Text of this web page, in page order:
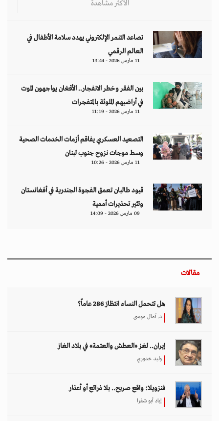
الأكثر مشاهدة
تصاعد التنمر الإلكتروني يهدد سلامة الأطفال في
العالم الرقمي
11 مارس 2026 - 13:44
بين الفقر وخطر الانفجار.. الأفغان يواجهون الموت
في أراضيهم الملوثة بالمتفجرات
11 مارس 2026 - 11:19
التصعيد العسكري يفاقم أزمات الخدمات الصحية
وسط موجات نزوح جنوب لبنان
11 مارس 2026 - 10:26
قيود طالبان تعمق الفجوة الجندرية في أفغانستان
وتثير تحذيرات أممية
09 مارس 2026 - 14:09
مقالات
هل تتحمل النساء انتظارَ 286 عاماً؟
د. آمال موسى
إيران.. لغز «العطش والعتمة» في بلاد الغاز
وليد خدوري
فنزويلا: واقع صريح.. بلا ذرائع أو أعذار
إياد أبو شقرا